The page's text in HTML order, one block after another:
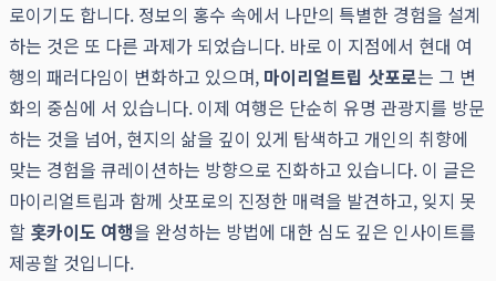
로이기도 합니다. 정보의 홍수 속에서 나만의 특별한 경험을 설계
하는 것은 또 다른 과제가 되었습니다. 바로 이 지점에서 현대 여
행의 패러다임이 변화하고 있으며, 마이리얼트립 삿포로는 그 변
화의 중심에 서 있습니다. 이제 여행은 단순히 유명 관광지를 방문
하는 것을 넘어, 현지의 삶을 깊이 있게 탐색하고 개인의 취향에
맞는 경험을 큐레이션하는 방향으로 진화하고 있습니다. 이 글은
마이리얼트립과 함께 삿포로의 진정한 매력을 발견하고, 잊지 못
할 홋카이도 여행을 완성하는 방법에 대한 심도 깊은 인사이트를
제공할 것입니다.